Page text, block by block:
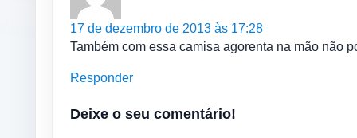
17 de dezembro de 2013 às 17:28
Também com essa camisa agorenta na mão não
Responder
Deixe o seu comentário!